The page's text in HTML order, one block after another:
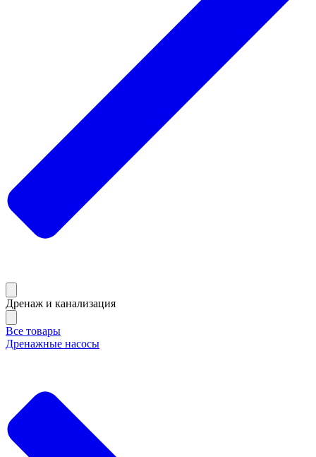
Дренаж и канализация
Все товары
Дренажные насосы